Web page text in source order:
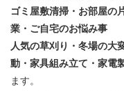
ゴミ屋敷清掃・お部屋の
業・ご自宅のお悩み事
人気の草刈り・冬場の大
動・家具組み立て・家電
ます。